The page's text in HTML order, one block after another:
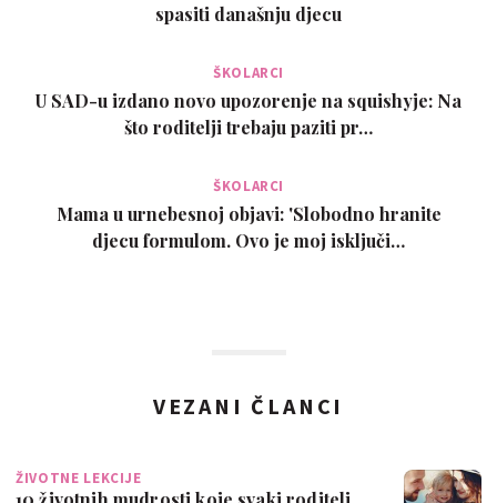
spasiti današnju djecu
ŠKOLARCI
U SAD-u izdano novo upozorenje na squishyje: Na
što roditelji trebaju paziti pr…
ŠKOLARCI
Mama u urnebesnoj objavi: 'Slobodno hranite
djecu formulom. Ovo je moj isključi…
VEZANI ČLANCI
ŽIVOTNE LEKCIJE